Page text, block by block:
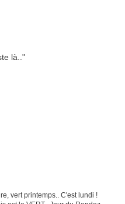
vert printemps.. C'est lundi !